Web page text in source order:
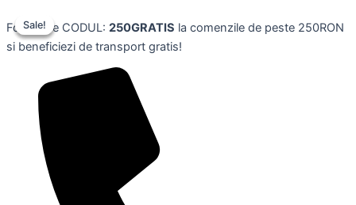
to
content
Folosește CODUL: 250GRATIS la comenzile de peste 250RON
si beneficiezi de transport gratis!
Sale!
Sale!
Sale!